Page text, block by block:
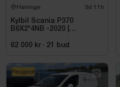
Haninge 3d 11h
Kylbil Scania P370
B6X2*4NB -2020 |
62 000 kr · 21 bud
Peugeot